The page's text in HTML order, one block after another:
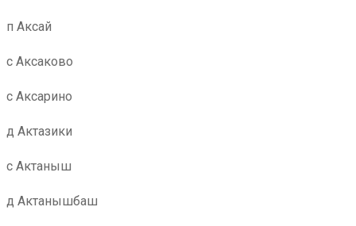
п Аксай
с Аксаково
с Аксарино
д Актазики
с Актаныш
д Актанышбаш